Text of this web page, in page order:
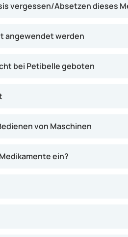
wird das Risiko einer
vergessen/Absetzen dieses
angewendet werden
bei Petibelle geboten
von Maschinen
ein?